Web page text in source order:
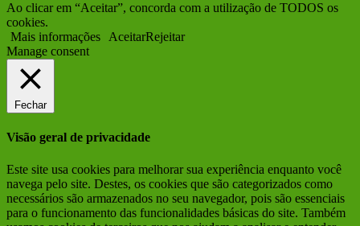
Ao clicar em “Aceitar”, concorda com a utilização de TODOS os
cookies.
Mais informações
AceitarRejeitar
Manage consent
Fechar
Visão geral de privacidade
Este site usa cookies para melhorar sua experiência enquanto você
navega pelo site. Destes, os cookies que são categorizados como
necessários são armazenados no seu navegador, pois são essenciais
para o funcionamento das funcionalidades básicas do site. Também